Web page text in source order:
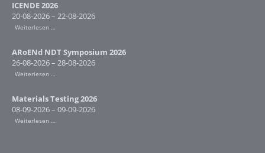
ICENDE 2026
20-08-2026 – 22-08-2026
Weiterlesen …
ARoENd NDT Symposium 2026
26-08-2026 – 28-08-2026
Weiterlesen …
Materials Testing 2026
08-09-2026 – 09-09-2026
Weiterlesen …